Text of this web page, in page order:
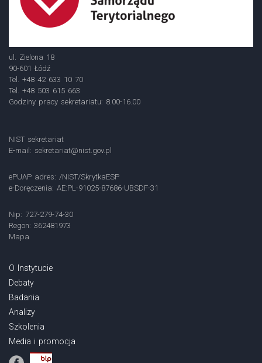
ul. Zielona 18
90-601 Łódź
Tel. +48 42 633 10 70
Tel. +48 503 615 663
Godziny pracy sekretariatu: 8.00-16.00
NIST sekretariat
E-mail: sekretariat@nist.gov.pl
ePUAP adres: /NIST/SkrytkaESP
e-Doręczenia: AE:PL-91025-87686-UBSDF-31
Nip: 727-279-74-30
Regon: 362481973
Mapa
O Instytucie
Debaty
Badania
Analizy
Szkolenia
Media i promocja